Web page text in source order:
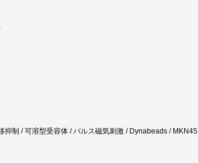
制 / 可溶型受容体 / パルス磁気刺激 / Dynabeads / MKN45